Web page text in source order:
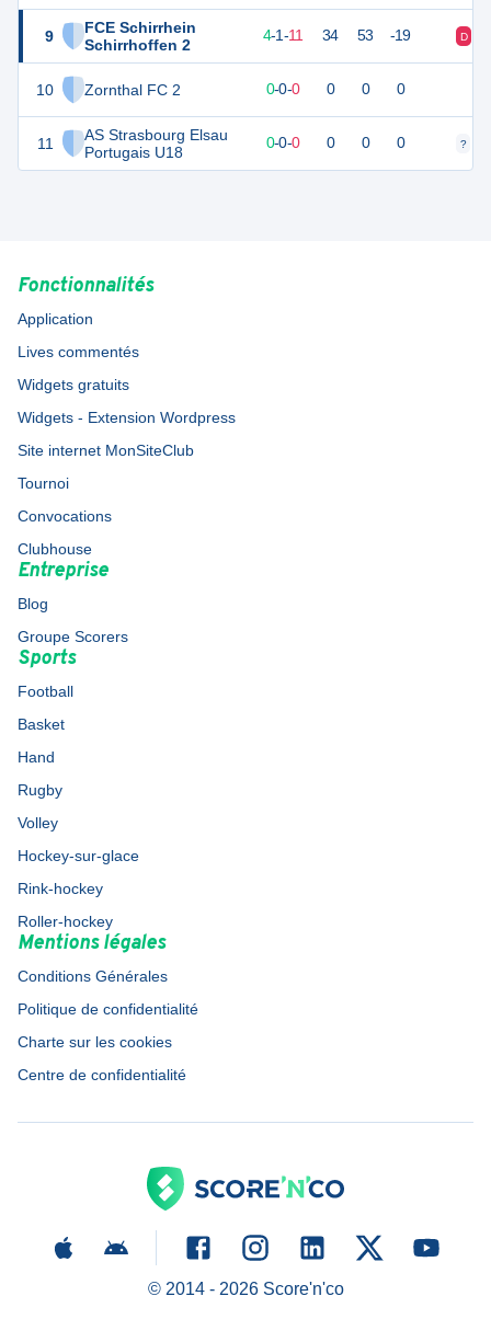
9
FCE Schirrhein
Schirrhoffen 2
10 Zornthal FC 2
11
AS Strasbourg Elsau
Portugais U18
12 4-1-11 34 53 -19 D
0-0-0 0 0 0
0 0-0-0 0 0 0 ?
Fonctionnalités
Application
Lives commentés
Widgets gratuits
Widgets - Extension Wordpress
Site internet MonSiteClub
Tournoi
Convocations
Clubhouse
Entreprise
Blog
Groupe Scorers
Sports
Football
Basket
Hand
Rugby
Volley
Hockey-sur-glace
Rink-hockey
Roller-hockey
Mentions légales
Conditions Générales
Politique de confidentialité
Charte sur les cookies
Centre de confidentialité
© 2014 - 2026Score'n'co